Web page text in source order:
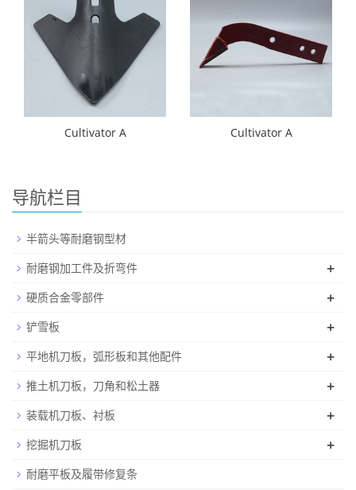
Cultivator A Cultivator A
导航栏目
半箭头等耐磨钢型材
耐磨钢加工件及折弯件
+
硬质合金零部件 +
铲雪板 +
平地机刀板，弧形板和其他配件 +
推土机刀板，刀角和松土器 +
装载机刀板、衬板 +
挖掘机刀板 +
耐磨平板及履带修复条